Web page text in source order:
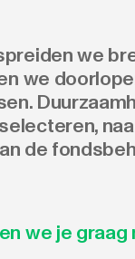
we
we
de
we je graag